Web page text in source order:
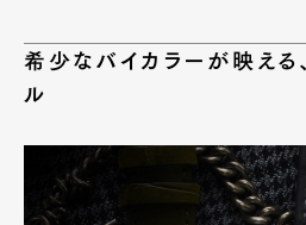
希少なバイカラーが映える
ル